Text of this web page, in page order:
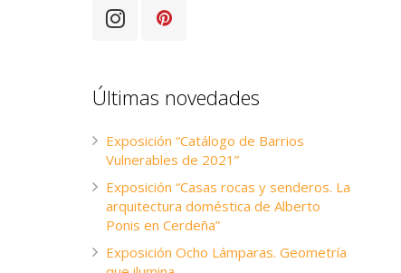
Últimas novedades
Exposición “Catálogo de Barrios
Vulnerables de 2021”
Exposición “Casas rocas y senderos. La
arquitectura doméstica de Alberto
Ponis en Cerdeña”
Exposición Ocho Lámparas. Geometría